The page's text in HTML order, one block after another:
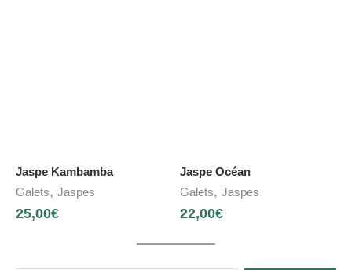
Jaspe Kambamba
Galets, Jaspes
25,00€
Jaspe Océan
Galets, Jaspes
22,00€